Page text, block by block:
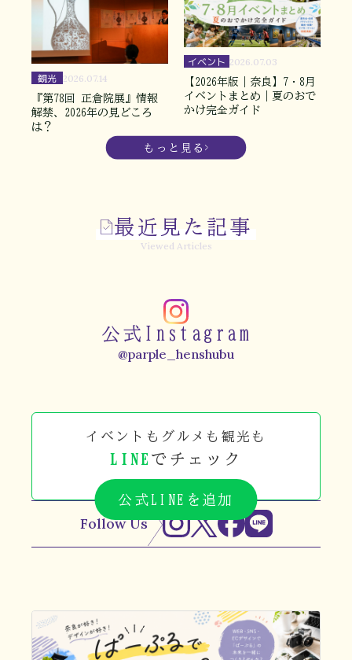
観光 2026.07.14
『第78回 正倉院展』情報
解禁、2026年の見どころ
は？
イベント 2026.07.03
【2026年版｜奈良】7・8月
イベントまとめ｜夏のおで
かけ完全ガイド
もっと見る
最近見た記事
Viewed Articles
公式Instagram
@parple_henshubu
イベントもグルメも観光も
LINE でチェック
公式LINEを追加
Follow Us